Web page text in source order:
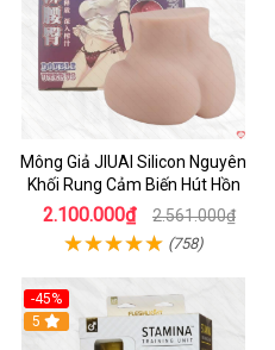
Mông Giả JIUAI Silicon Nguyên
Khối Rung Cảm Biến Hút Hồn
2.100.000₫ 2.561.000₫
(758)
-45%
Hot
5